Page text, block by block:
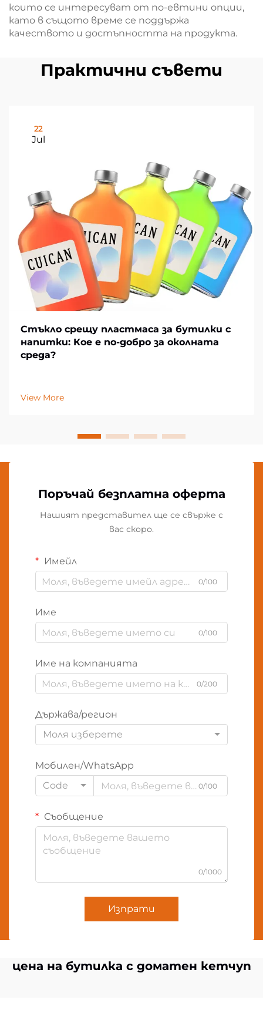
които се интересуват от по-евтини опции,
като в същото време се поддържа
качеството и достъпността на продукта.
Практични съвети
22
Jul
Стъкло срещу пластмаса за бутилки с
напитки: Кое е по-добро за околната
среда?
View More
Поръчай безплатна оферта
Нашият представител ще се свърже с
вас скоро.
Имейл
0/100
Име
0/100
Име на компанията
0/200
Държава/регион
Моля изберете
Мобилен/WhatsApp
Code
0/100
Съобщение
0/1000
Изпрати
цена на бутилка с доматен кетчуп